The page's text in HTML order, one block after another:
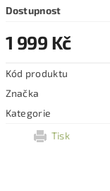
Dostupnost
1 999 Kč
Kód produktu
Značka
Kategorie
Tisk